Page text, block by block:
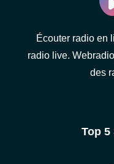
Écouter radio en
radio live.
des
Top